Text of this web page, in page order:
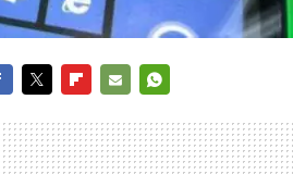
MAIL